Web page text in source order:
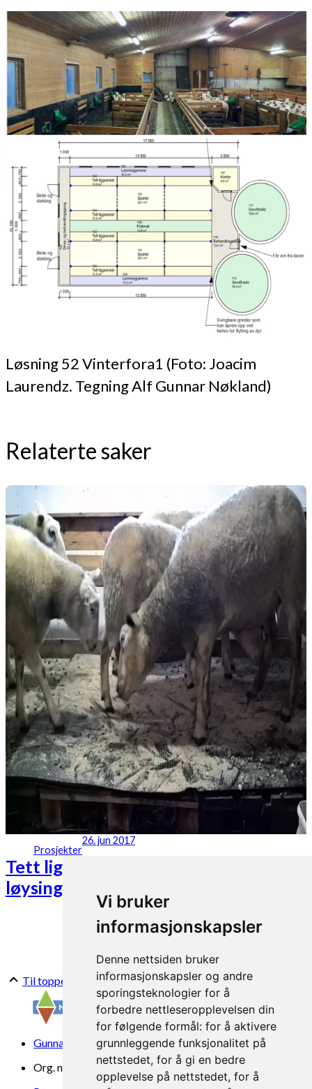
Vi bruker
informasjonskapsler
Denne nettsiden bruker
informasjonskapsler og andre
sporingsteknologier for å
forbedre nettleseropplevelsen din
for følgende formål: for å aktivere
grunnleggende funksjonalitet på
nettstedet, for å gi en bedre
opplevelse på nettstedet, for å
Løsning 52 Vinterfora1 (Foto: Joacim
Laurendz. Tegning Alf Gunnar Nøkland)
Relaterte saker
Prosjekter
26. jun 2017
Tett liggeareal til sau – praktiske
løysingar
Til toppen
Gunnars veg 6, 6630 Tingvoll
Org. nr. 969 840 383